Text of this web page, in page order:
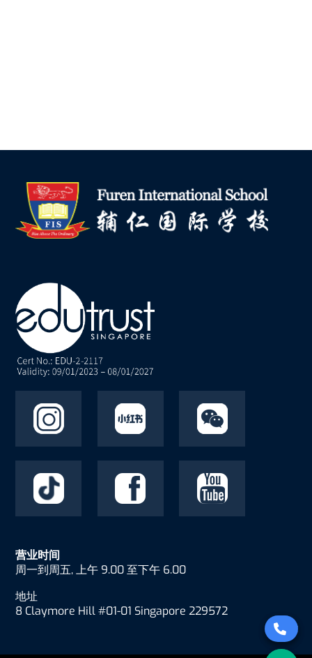
营业时间
周一到周五, 上午 9.00 至下午 6.00
地址
8 Claymore Hill #01-01 Singapore 229572